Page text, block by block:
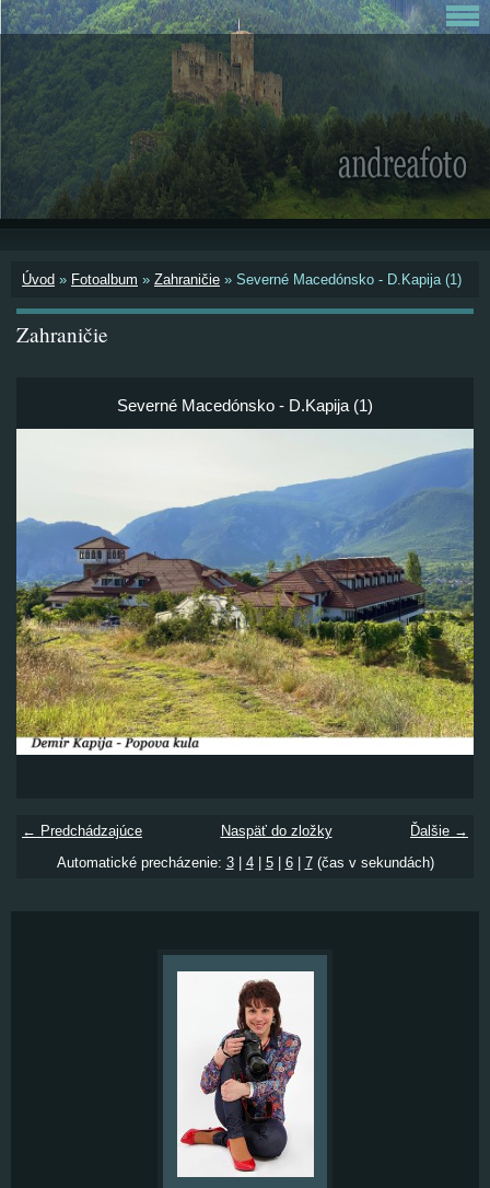
Úvod » Fotoalbum » Zahraničie » Severné Macedónsko - D.Kapija (1)
Zahraničie
Severné Macedónsko - D.Kapija (1)
← Predchádzajúce Ďalšie →
Naspäť do zložky
Automatické precházenie: 3| 4| 5| 6| 7(čas v sekundách)